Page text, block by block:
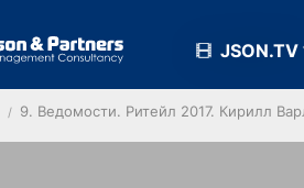
JSON.TV
9. Ведомости. Ритейл 2017. Кирилл